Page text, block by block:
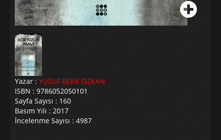
Yazar : YUSUF BERK ÖZKAN
ISBN : 9786052050101
Sayfa Sayısı : 160
Basım Yılı : 2017
İncelenme Sayısı : 4987